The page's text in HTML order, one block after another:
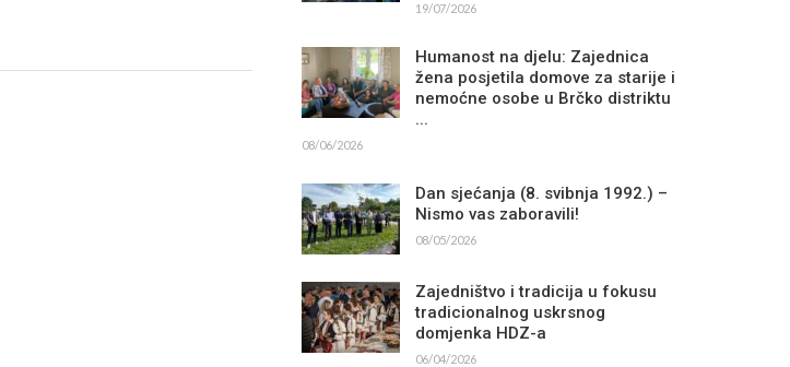
19/07/2026
Humanost na djelu: Zajednica
žena posjetila domove za starije i
nemoćne osobe u Brčko distriktu
...
08/06/2026
Dan sjećanja (8. svibnja 1992.) –
Nismo vas zaboravili!
08/05/2026
Zajedništvo i tradicija u fokusu
tradicionalnog uskrsnog
domjenka HDZ-a
06/04/2026